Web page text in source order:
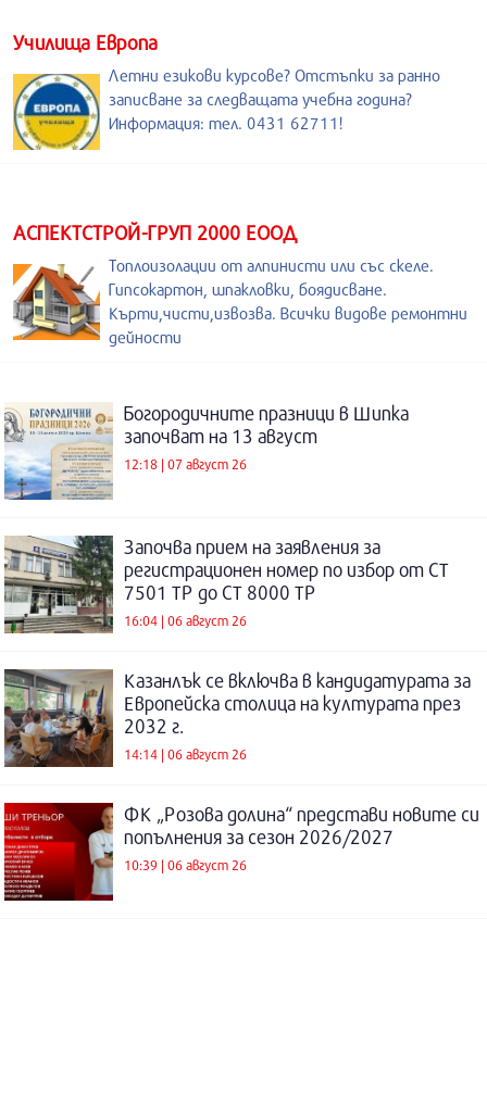
Училища Европа
Летни езикови курсове? Отстъпки за ранно
записване за следващата учебна година?
Информация: тел. 0431 62711!
АСПЕКТСТРОЙ-ГРУП 2000 ЕООД
Топлоизолации от алпинисти или със скеле.
Гипсокартон, шпакловки, боядисване.
Кърти,чисти,извозва. Всички видове ремонтни
дейности
Богородичните празници в Шипка
започват на 13 август
12:18 | 07 август 26
Започва прием на заявления за
регистрационен номер по избор от СТ
7501 ТР до СТ 8000 ТР
16:04 | 06 август 26
Казанлък се включва в кандидатурата за
Европейска столица на културата през
2032 г.
14:14 | 06 август 26
ФК „Розова долина“ представи новите си
попълнения за сезон 2026/2027
10:39 | 06 август 26